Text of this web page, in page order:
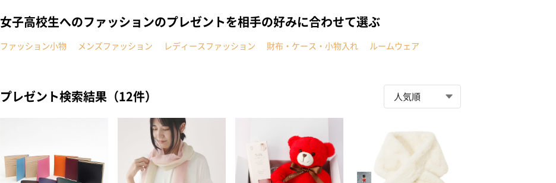
女子高校生へのファッションのプレゼントを相手の好みに合わせて選ぶ
ファッション小物 メンズファッション レディースファッション 財布・ケース・小物入れ ルームウェア
プレゼント検索結果（12件）